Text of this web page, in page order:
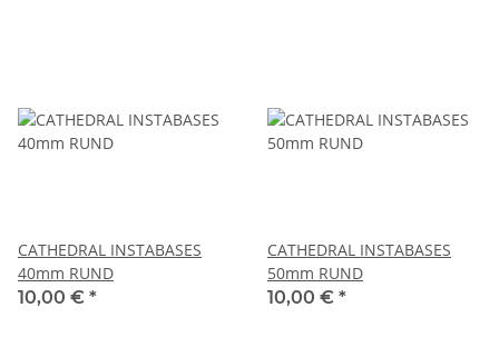
CATHEDRAL INSTABASES
40mm RUND
10,00 € *
CATHEDRAL INSTABASES
50mm RUND
10,00 € *